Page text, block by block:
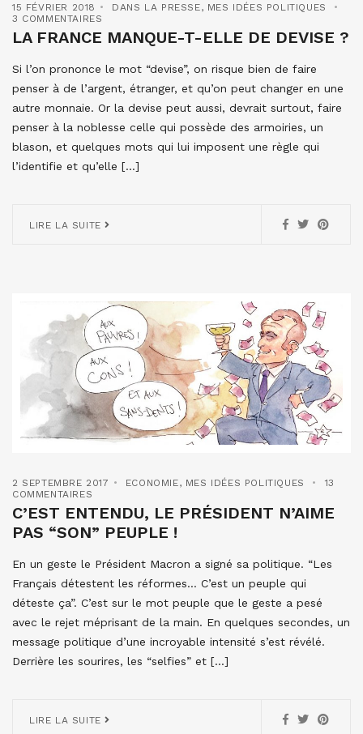
15 FÉVRIER 2018 DANS LA PRESSE, MES IDÉES POLITIQUES
3 COMMENTAIRES
LA FRANCE MANQUE-T-ELLE DE DEVISE ?
Si l’on prononce le mot “devise”, on risque bien de faire
penser à de l’argent, étranger, et qu’on peut changer en une
autre monnaie. Or la devise peut aussi, devrait surtout, faire
penser à la noblesse celle qui possède des armoiries, un
blason, et quelques mots qui lui imposent une règle qui
l’identifie et qu’elle […]
LIRE LA SUITE
2 SEPTEMBRE 2017 ECONOMIE, MES IDÉES POLITIQUES
13
COMMENTAIRES
C’EST ENTENDU, LE PRÉSIDENT N’AIME
PAS “SON” PEUPLE !
En un geste le Président Macron a signé sa politique. “Les
Français détestent les réformes… C’est un peuple qui
déteste ça”. C’est sur le mot peuple que le geste a pesé
avec le rejet méprisant de la main. En quelques secondes, un
message politique d’une incroyable intensité s’est révélé.
Derrière les sourires, les “selfies” et […]
LIRE LA SUITE